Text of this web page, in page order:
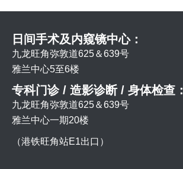
日间手术及内窥镜中心：
九龙旺角弥敦道625＆639号
雅兰中心5至6楼
专科门诊 / 造影诊断 / 身体检查：
九龙旺角弥敦道625＆639号
雅兰中心一期20楼
（港铁旺角站E1出口）